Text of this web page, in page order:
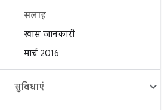
सलाह
खास जानकारी
मार्च 2016
सुविधाएं